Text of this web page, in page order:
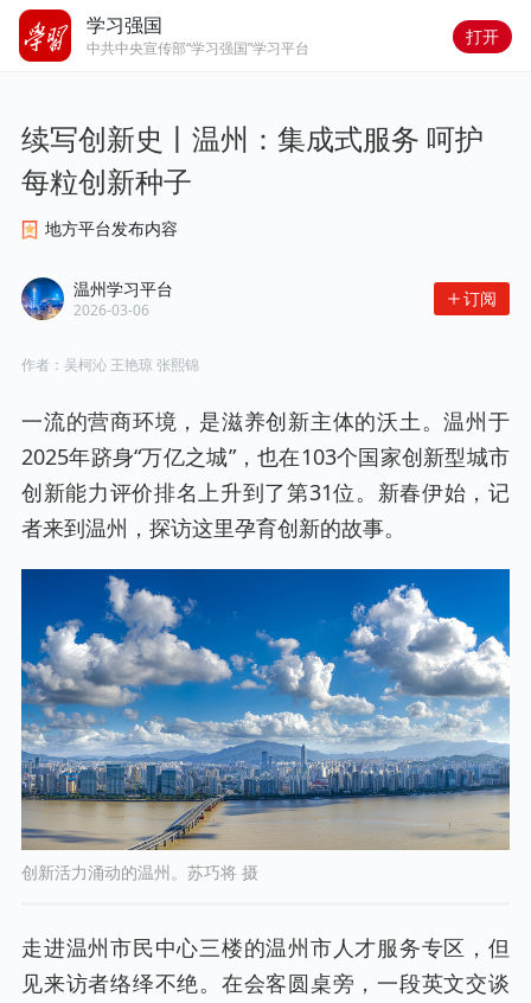
学习强国
中共中央宣传部“学习强国”学习平台
打开
续写创新史丨温州：集成式服务 呵护
每粒创新种子
地方平台发布内容
温州学习平台
2026-03-06
订阅
作者： 吴柯沁 王艳琼 张熙锦
一流的营商环境，是滋养创新主体的沃土。温州于
2025年跻身“万亿之城”，也在103个国家创新型城市
创新能力评价排名上升到了第31位。新春伊始，记
者来到温州，探访这里孕育创新的故事。
创新活力涌动的温州。苏巧将 摄
走进温州市民中心三楼的温州市人才服务专区，但
见来访者络绎不绝。在会客圆桌旁，一段英文交谈